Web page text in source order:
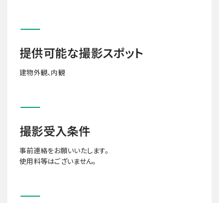
提供可能な撮影スポット
建物外観、内観
撮影受入条件
事前連絡をお願いいたします。
使用料等はございません。